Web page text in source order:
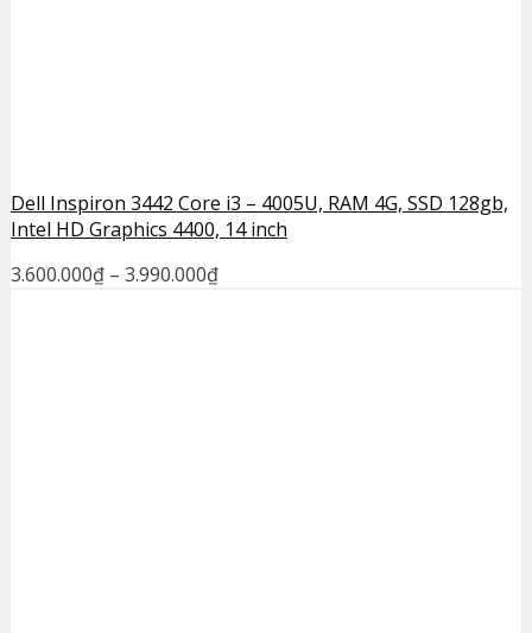
Dell Inspiron 3442 Core i3 – 4005U, RAM 4G, SSD 128gb,
Intel HD Graphics 4400, 14 inch
3.600.000₫ – 3.990.000₫